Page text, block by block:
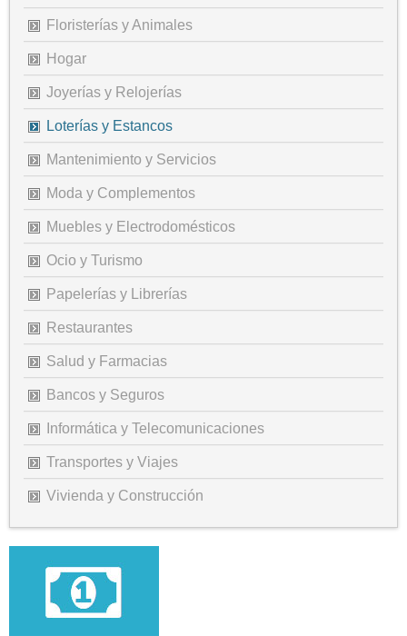
Floristerías y Animales
Hogar
Joyerías y Relojerías
Loterías y Estancos
Mantenimiento y Servicios
Moda y Complementos
Muebles y Electrodomésticos
Ocio y Turismo
Papelerías y Librerías
Restaurantes
Salud y Farmacias
Bancos y Seguros
Informática y Telecomunicaciones
Transportes y Viajes
Vivienda y Construcción